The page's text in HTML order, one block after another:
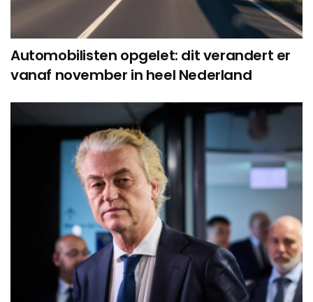
Automobilisten opgelet: dit verandert er
vanaf november in heel Nederland